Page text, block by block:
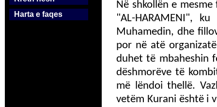
Harta e faqes
Në shkollën e
"AL-HARAMENI",
Muhamedin, dhe
por në atë
duhet të mbaheshin
dëshmorëve të
më lëndoi thellë.
vetëm Kurani është i